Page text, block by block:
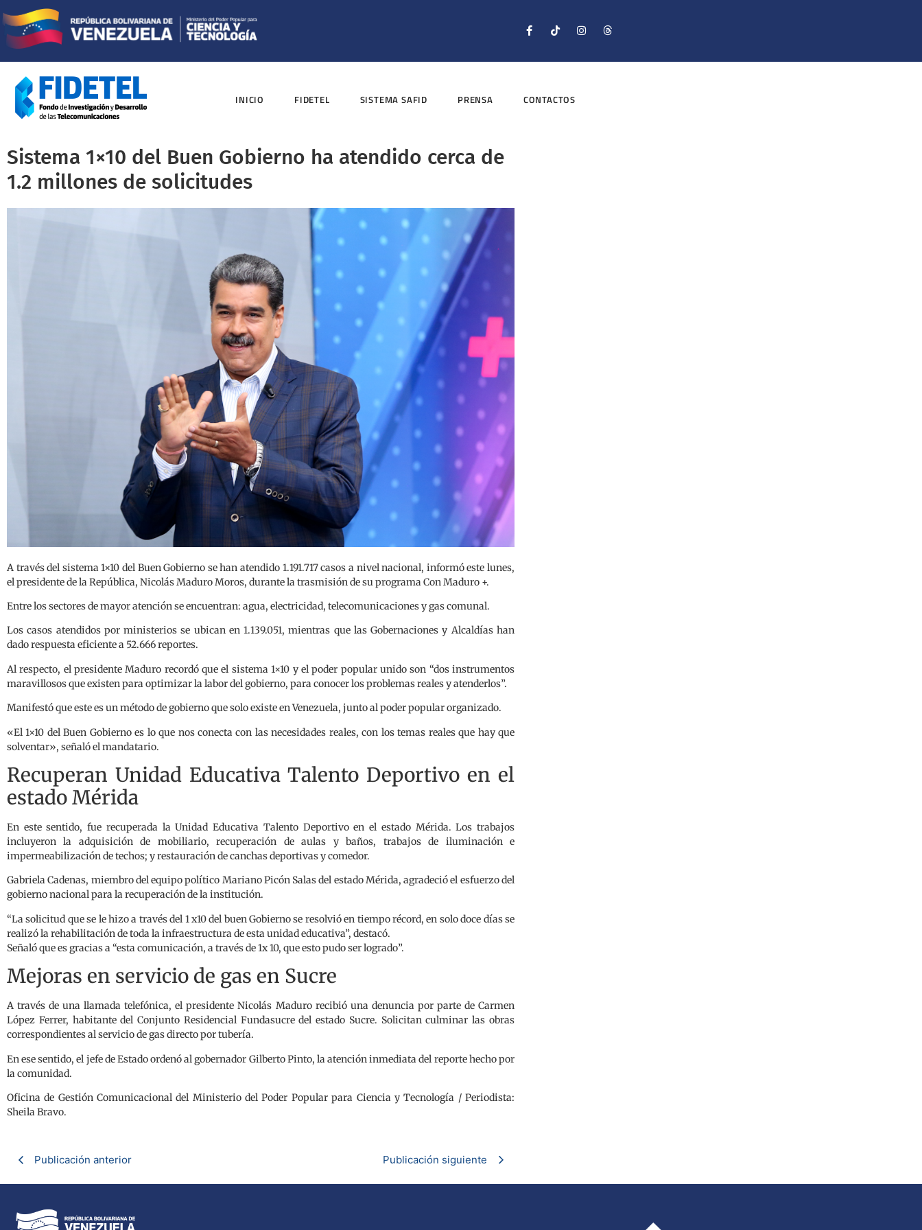
INICIO FIDETEL SISTEMA SAFID PRENSA CONTACTOS
Sistema 1×10 del Buen Gobierno ha atendido cerca de
1.2 millones de solicitudes
A través del sistema 1×10 del Buen Gobierno se han atendido 1.191.717 casos a nivel nacional, informó este lunes,
el presidente de la República, Nicolás Maduro Moros, durante la trasmisión de su programa Con Maduro +.
Entre los sectores de mayor atención se encuentran: agua, electricidad, telecomunicaciones y gas comunal.
Los casos atendidos por ministerios se ubican en 1.139.051, mientras que las Gobernaciones y Alcaldías han
dado respuesta eficiente a 52.666 reportes.
Al respecto, el presidente Maduro recordó que el sistema 1×10 y el poder popular unido son “dos instrumentos
maravillosos que existen para optimizar la labor del gobierno, para conocer los problemas reales y atenderlos”.
Manifestó que este es un método de gobierno que solo existe en Venezuela, junto al poder popular organizado.
«El 1×10 del Buen Gobierno es lo que nos conecta con las necesidades reales, con los temas reales que hay que
solventar», señaló el mandatario.
Recuperan Unidad Educativa Talento Deportivo en el
estado Mérida
En este sentido, fue recuperada la Unidad Educativa Talento Deportivo en el estado Mérida. Los trabajos
incluyeron la adquisición de mobiliario, recuperación de aulas y baños, trabajos de iluminación e
impermeabilización de techos; y restauración de canchas deportivas y comedor.
Gabriela Cadenas, miembro del equipo político Mariano Picón Salas del estado Mérida, agradeció el esfuerzo del
gobierno nacional para la recuperación de la institución.
“La solicitud que se le hizo a través del 1 x10 del buen Gobierno se resolvió en tiempo récord, en solo doce días se
realizó la rehabilitación de toda la infraestructura de esta unidad educativa”, destacó.
Señaló que es gracias a “esta comunicación, a través de 1x 10, que esto pudo ser logrado”.
Mejoras en servicio de gas en Sucre
A través de una llamada telefónica, el presidente Nicolás Maduro recibió una denuncia por parte de Carmen
López Ferrer, habitante del Conjunto Residencial Fundasucre del estado Sucre. Solicitan culminar las obras
correspondientes al servicio de gas directo por tubería.
En ese sentido, el jefe de Estado ordenó al gobernador Gilberto Pinto, la atención inmediata del reporte hecho por
la comunidad.
Oficina de Gestión Comunicacional del Ministerio del Poder Popular para Ciencia y Tecnología / Periodista:
Sheila Bravo.
Publicación anterior Publicación siguiente